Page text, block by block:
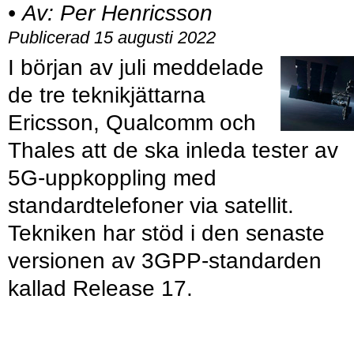
• Av: Per Henricsson
Publicerad 15 augusti 2022
I början av juli meddelade
de tre teknikjättarna
Ericsson, Qualcomm och
Thales att de ska inleda tester av
5G-uppkoppling med
standardtelefoner via satellit.
Tekniken har stöd i den senaste
versionen av 3GPP-standarden
kallad Release 17.